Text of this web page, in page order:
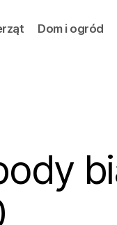
Dom i ogród